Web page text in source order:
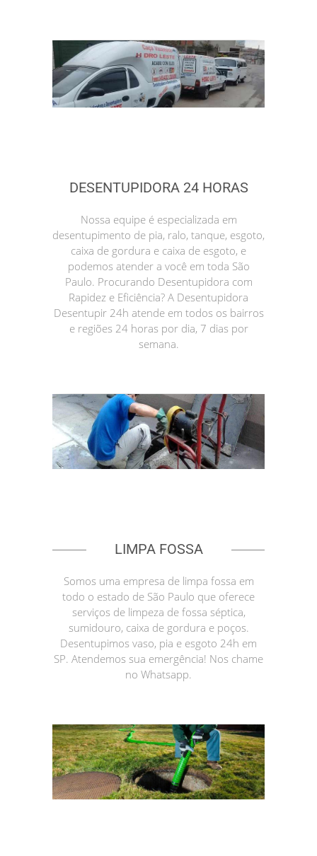
DESENTUPIDORA 24 HORAS
Nossa equipe é especializada em
desentupimento de pia, ralo, tanque, esgoto,
caixa de gordura e caixa de esgoto, e
podemos atender a você em toda São
Paulo. Procurando Desentupidora com
Rapidez e Eficiência? A Desentupidora
Desentupir 24h atende em todos os bairros
e regiões 24 horas por dia, 7 dias por
semana.
LIMPA FOSSA
Somos uma empresa de limpa fossa em
todo o estado de São Paulo que oferece
serviços de limpeza de fossa séptica,
sumidouro, caixa de gordura e poços.
Desentupimos vaso, pia e esgoto 24h em
SP. Atendemos sua emergência! Nos chame
no Whatsapp.